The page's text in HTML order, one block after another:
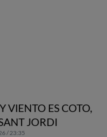
VIENTO ES COTO,
JORDI
/ 23:35